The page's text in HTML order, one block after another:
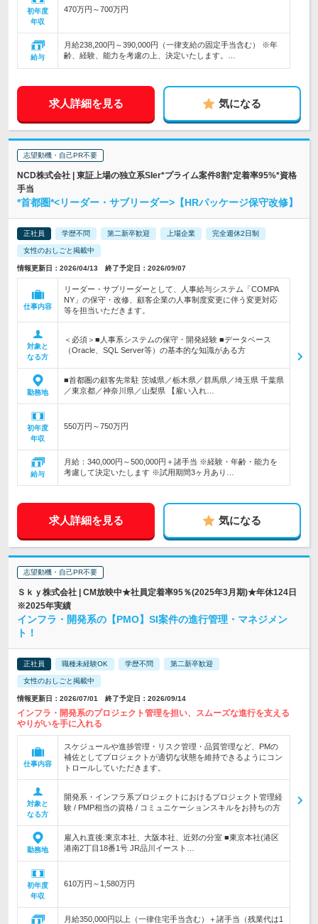
初年度
年収
470万円～700万円
給与
月給238,200円～390,000円（一律支給の固定手当含む） ※年
齢、経験、能力を考慮の上、決定いたします。…
求人詳細を見る 気になる
志望動機・自己PR不要
NCD株式会社 | 東証上場の独立系SIer*プライム案件8割*定着率95%*資格
手当
*首都圏*<リーダー・サブリーダー>【HRパッケージ保守改修】
正社員 学歴不問 第二新卒歓迎 上場企業 完全週休2日制
女性のおしごと掲載中
情報更新日：2026/04/13 終了予定日：2026/09/07
仕事内容
リーダー・サブリーダーとして、人事給与システム「COMPA
NY」の保守・改修、顧客企業の人事制度変更に伴う変更対応
等を担当いただきます。
対象と
なる方
＜必須＞■人事系システムの保守・開発経験 ■データベース
（Oracle、SQL Server等）の基本的な知識がある方
勤務地
■首都圏の顧客先常駐 茨城県／栃木県／群馬県／埼玉県 千葉県
／東京都／神奈川県／山梨県 【雇い入れ…
初年度
年収
550万円～750万円
給与
月給：340,000円～500,000円＋諸手当 ※経験・年齢・能力を
考慮して決定いたします ※試用期間3ヶ月あり…
求人詳細を見る 気になる
志望動機・自己PR不要
Ｓｋｙ株式会社 | CM放映中★社員定着率95％(2025年3月期)★年休124日
※2025年実績
インフラ・開発系の【PMO】SI案件の進行管理・マネジメン
ト！
正社員 職種未経験OK 学歴不問 第二新卒歓迎
女性のおしごと掲載中
情報更新日：2026/07/01 終了予定日：2026/09/14
インフラ・開発系のプロジェクト管理を担い、スムーズな進行を支える
やりがいを手に入れる
仕事内容
スケジュールや進捗管理・リスク管理・品質管理など、PMの
補佐としてプロジェクトが適切な状態を維持できるようにコン
トロールしていただきます。
対象と
なる方
開発系・インフラ系プロジェクトにおけるプロジェクト管理経
験 / PMP相当の資格 / コミュニケーションスキルをお持ちの方
勤務地
雇入れ直後:東京本社、大阪本社、近郊の分室 ■東京本社(港区
港南2丁目18番1号 JR品川イースト…
初年度
年収
610万円～1,580万円
月給350,000円以上（一律住宅手当含む）＋諸手当（残業代は1